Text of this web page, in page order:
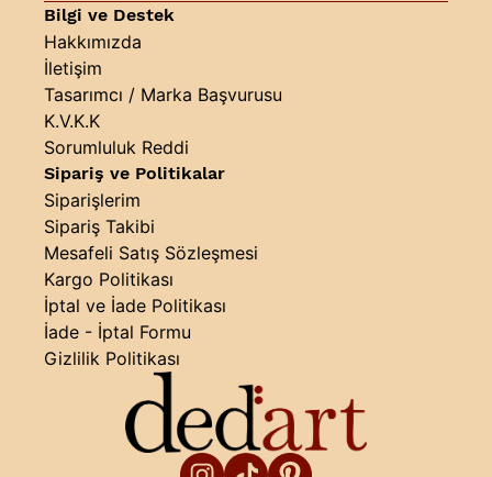
Bilgi ve Destek
Hakkımızda
İletişim
Tasarımcı / Marka Başvurusu
K.V.K.K
Sorumluluk Reddi
Sipariş ve Politikalar
Siparişlerim
Sipariş Takibi
Mesafeli Satış Sözleşmesi
Kargo Politikası
İptal ve İade Politikası
İade - İptal Formu
Gizlilik Politikası